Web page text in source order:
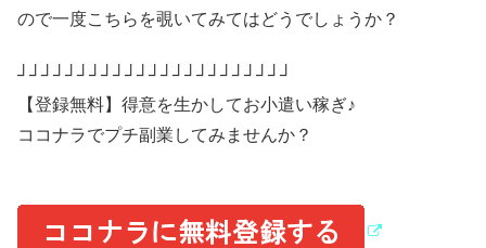
ので一度こちらを覗いてみてはどうでしょうか？
┘┘┘┘┘┘┘┘┘┘┘┘┘┘┘┘┘┘┘┘┘┘┘
【登録無料】得意を生かしてお小遣い稼ぎ♪
ココナラでプチ副業してみませんか？